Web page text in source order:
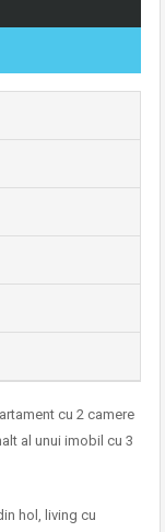
cu 2 camere
al unui imobil cu 3
hol, living cu